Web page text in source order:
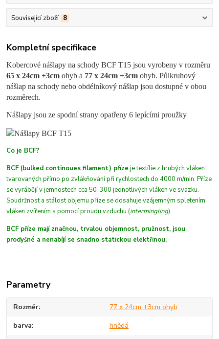
Související zboží 8
Kompletní specifikace
Kobercové nášlapy na schody BCF T15 jsou vyrobeny v rozměru
65 x 24cm +3cm ohyb a 77 x 24cm +3cm ohyb. Půlkruhový
nášlap na schody nebo obdélníkový nášlap jsou dostupné v obou
rozměrech.
Nášlapy jsou ze spodní strany opatřeny 6 lepícími proužky
Co je BCF?
BCF (bulked continoues filament) příze je textílie z hrubýchvláken
tvarovaných přímo po zvlákňování při rychlostech do 4000 m/min. Příze
se vyrábějí v jemnostech cca 50-300 jednotlivých vláken ve svazku.
Soudržnost a stálost objemu příze se dosahuje vzájemným spletením
vláken zvířením s pomocí proudu vzduchu (intermingling)
BCF příze mají značnou, trvalou objemnost, pružnost, jsou
prodyšné a nenabíjí se snadno statickou elektřinou.
Parametry
Rozměr 77 x 24cm +3cm ohyb
barva hnědá